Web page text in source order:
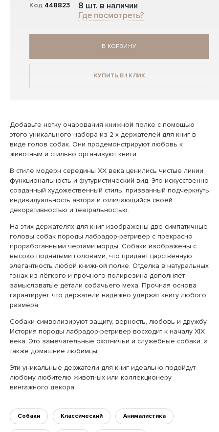
Код 448823
8 шт. в наличии
Где посмотреть?
В КОРЗИНУ
КУПИТЬ В 1 КЛИК
Добавьте нотку очарования книжной полке с помощью
этого уникального набора из 2-х держателей для книг в
виде голов собак. Они продемонстрируют любовь к
животным и стильно организуют книги.
В стиле модерн середины XX века ценились чистые линии,
функциональность и футуристический вид. Это искусственно
созданный художественный стиль, призванный подчеркнуть
индивидуальность автора и отличающийся своей
декоративностью и театральностью.
На этих держателях для книг изображены две симпатичные
головы собак породы лабрадор-ретривер с прекрасно
проработанными чертами морды. Собаки изображены с
высоко поднятыми головами, что придаёт царственную
элегантность любой книжной полке. Отделка в натуральных
тонах из лёгкого и прочного полирезина дополняет
замысловатые детали собачьего меха. Прочная основа
гарантирует, что держатели надёжно удержат книгу любого
размера.
Собаки символизируют защиту, верность, любовь и дружбу.
История породы лабрадор-ретривер восходит к началу XIX
века. Это замечательные охотничьи и служебные собаки, а
также домашние любимцы.
Эти уникальные держатели для книг идеально подойдут
любому любителю животных или коллекционеру
винтажного декора.
Собаки Классический Анималистика